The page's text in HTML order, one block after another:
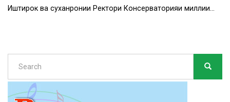
Иштирок ва суханронии Ректори Консерваторияи миллии…
Search